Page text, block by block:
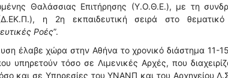
Θαλάσσιας Επιτήρησης (Υ.Ο.Θ.Ε.), με τη
η 2η εκπαιδευτική σειρά στο θεματικό
Ροές”.
έλαβε χώρα στην Αθήνα το χρονικό διάστημα
υπηρετούν τόσο σε Λιμενικές Αρχές, που
και σε Υπηρεσίες του ΥΝΑΝΠ και του Αρχηγείου